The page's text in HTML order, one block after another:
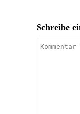
Schreibe